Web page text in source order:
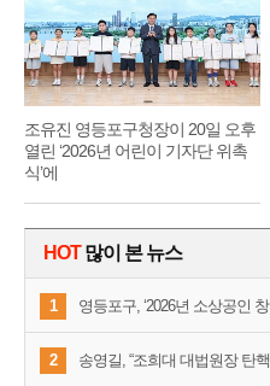
조유진 영등포구청장이 20일 오후
열린 ‘2026년 어린이 기자단 위촉
식’에
HOT많이 본 뉴스
1 영등포구, ‘2026년 소상공인 창
2 송영길, “조희대 대법원장 탄핵